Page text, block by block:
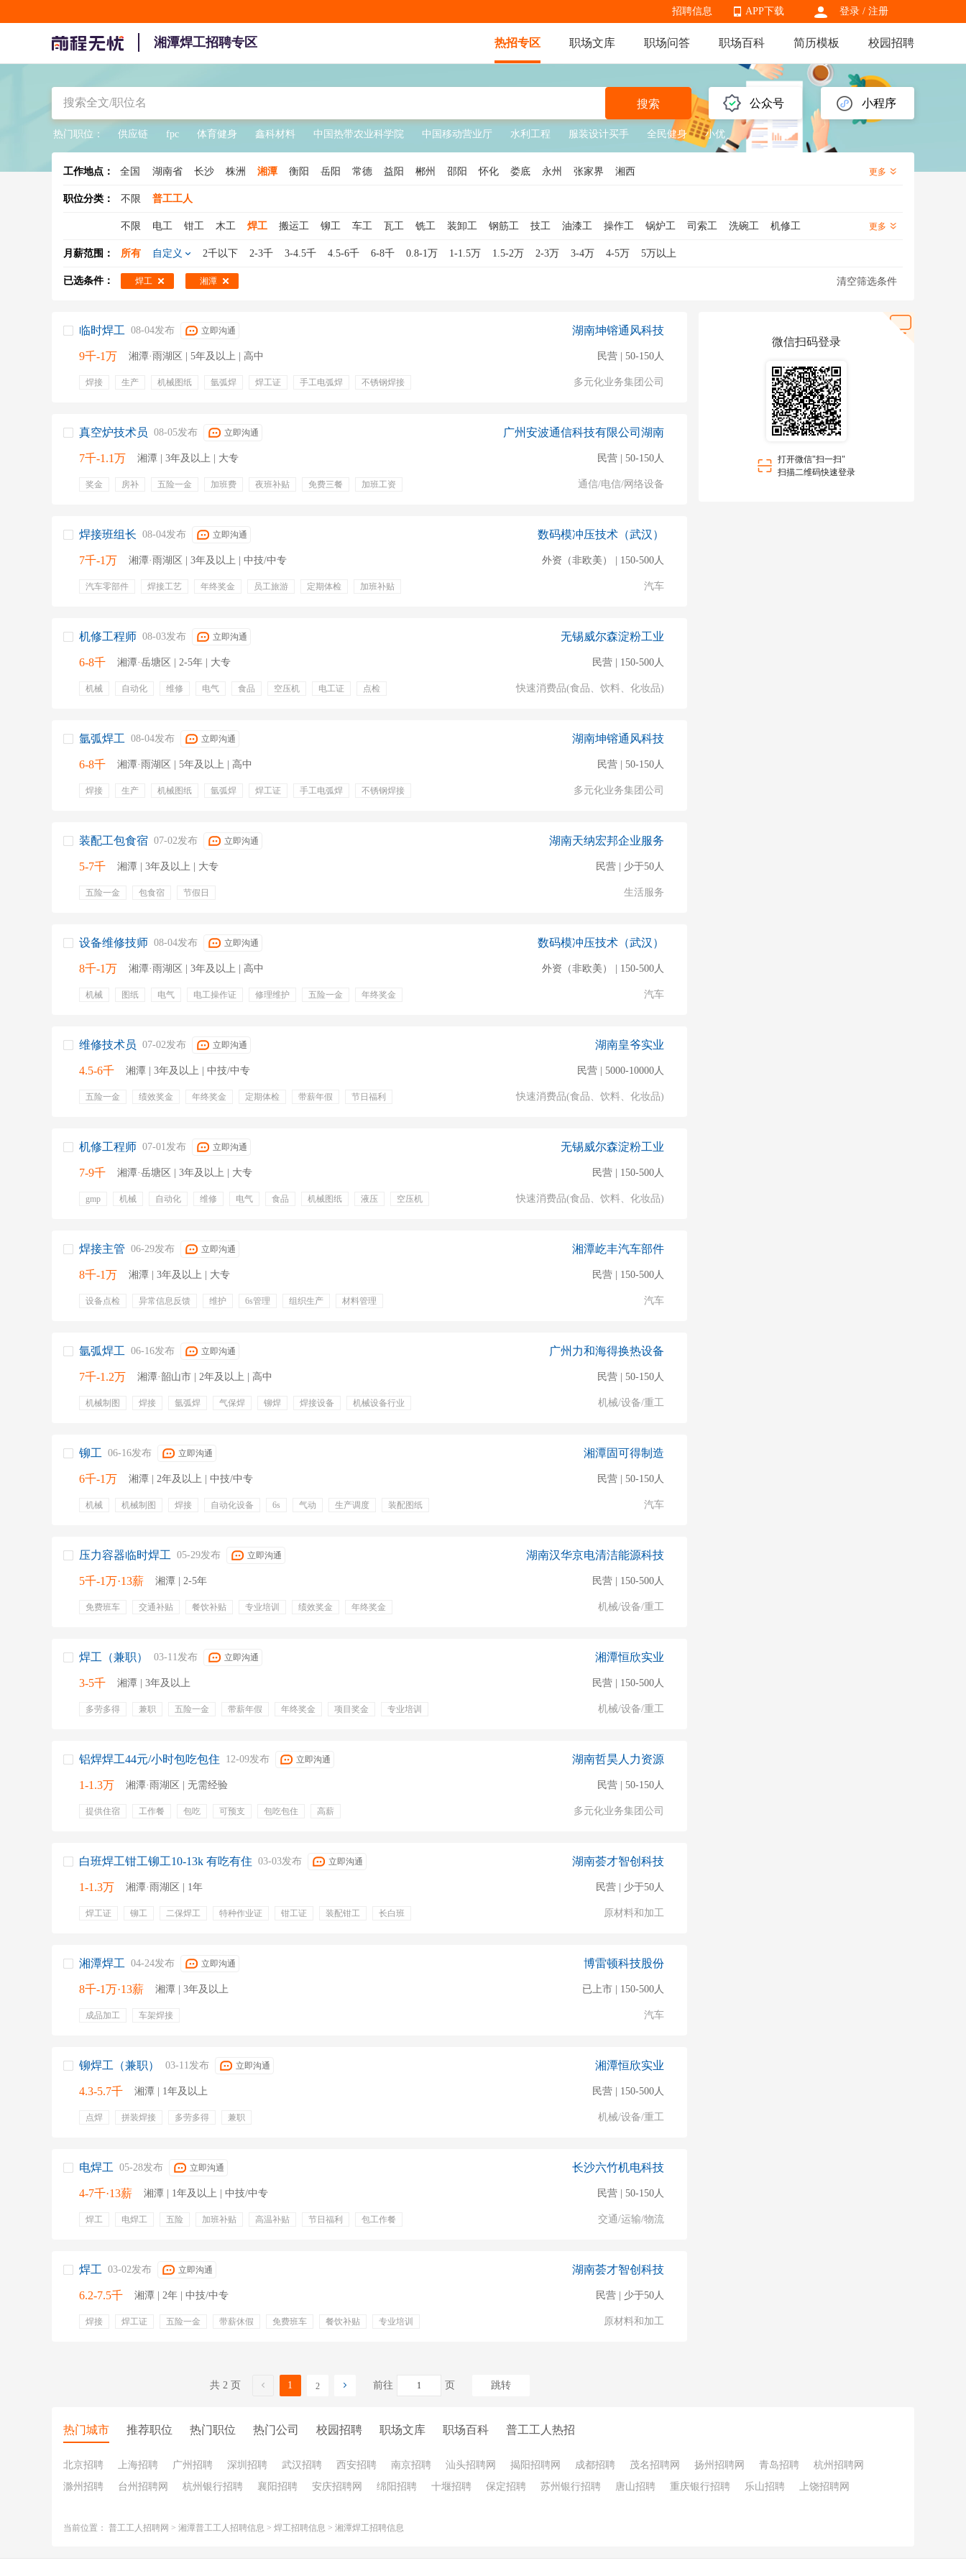
登录 / 注册
APP下载
APP下载
招聘信息
湘潭焊工招聘专区 热招专区 职场文库 职场问答 职场百科 简历模板 校园招聘
公众号 小程序
搜索
热门职位： 供应链 fpc 体育健身 鑫科材料 中国热带农业科学院 中国移动营业厅 水利工程 服装设计买手 全民健身 小优
工作地点： 全国 湖南省 长沙 株洲 湘潭 衡阳 岳阳 常德 益阳 郴州 邵阳 怀化 娄底 永州 张家界 湘西 更多
职位分类： 不限 普工工人
不限 电工 钳工 木工 焊工 搬运工 铆工 车工 瓦工 铣工 装卸工 钢筋工 技工 油漆工 操作工 锅炉工 司索工 洗碗工
机修工
水工
缝纫工 冲压工 注塑工 钣金工 送水工 学徒工 管道工 包装工 水暖工 仪表工 模具工 数控车工 绿化工
更多
月薪范围： 所有 自定义 2千以下 2-3千 3-4.5千 4.5-6千 6-8千 0.8-1万 1-1.5万 1.5-2万 2-3万 3-4万 4-5万 5万以上
已选条件： 焊工 湘潭 清空筛选条件
临时焊工 08-04发布 立即沟通
9千-1万 湘潭·雨湖区 | 5年及以上 | 高中
焊接 生产 机械图纸 氩弧焊 焊工证 手工电弧焊
不锈钢焊接
湖南坤镕通风科技
民营 | 50-150人
多元化业务集团公司
真空炉技术员 08-05发布 立即沟通
7千-1.1万 湘潭 | 3年及以上 | 大专
奖金 房补 五险一金 加班费 夜班补贴 免费三餐
加班工资
广州安波通信科技有限公司湖南
民营 | 50-150人
通信/电信/网络设备
焊接班组长 08-04发布 立即沟通
7千-1万 湘潭·雨湖区 | 3年及以上 | 中技/中专
汽车零部件 焊接工艺 年终奖金 员工旅游 定期体检
加班补贴
数码模冲压技术（武汉）
外资（非欧美） | 150-500人
汽车
机修工程师 08-03发布 立即沟通
6-8千 湘潭·岳塘区 | 2-5年 | 大专
机械 自动化 维修 电气 食品 空压机 电工证
点检
无锡威尔森淀粉工业
民营 | 150-500人
快速消费品(食品、饮料、化妆品)
氩弧焊工 08-04发布 立即沟通
6-8千 湘潭·雨湖区 | 5年及以上 | 高中
焊接 生产 机械图纸 氩弧焊 焊工证 手工电弧焊
不锈钢焊接
湖南坤镕通风科技
民营 | 50-150人
多元化业务集团公司
装配工包食宿 07-02发布 立即沟通
5-7千 湘潭 | 3年及以上 | 大专
五险一金 包食宿 节假日
湖南天纳宏邦企业服务
民营 | 少于50人
生活服务
设备维修技师 08-04发布 立即沟通
8千-1万 湘潭·雨湖区 | 3年及以上 | 高中
机械 图纸 电气 电工操作证 修理维护 五险一金
年终奖金
数码模冲压技术（武汉）
外资（非欧美） | 150-500人
汽车
维修技术员 07-02发布 立即沟通
4.5-6千 湘潭 | 3年及以上 | 中技/中专
五险一金 绩效奖金 年终奖金 定期体检 带薪年假
节日福利
湖南皇爷实业
民营 | 5000-10000人
快速消费品(食品、饮料、化妆品)
机修工程师 07-01发布 立即沟通
7-9千 湘潭·岳塘区 | 3年及以上 | 大专
gmp 机械 自动化 维修 电气 食品 机械图纸 液压
空压机
无锡威尔森淀粉工业
民营 | 150-500人
快速消费品(食品、饮料、化妆品)
焊接主管 06-29发布 立即沟通
8千-1万 湘潭 | 3年及以上 | 大专
设备点检 异常信息反馈 维护 6s管理 组织生产
材料管理
湘潭屹丰汽车部件
民营 | 150-500人
汽车
氩弧焊工 06-16发布 立即沟通
7千-1.2万 湘潭·韶山市 | 2年及以上 | 高中
机械制图 焊接 氩弧焊 气保焊 铆焊 焊接设备
机械设备行业
广州力和海得换热设备
民营 | 50-150人
机械/设备/重工
铆工 06-16发布 立即沟通
6千-1万 湘潭 | 2年及以上 | 中技/中专
机械 机械制图 焊接 自动化设备 6s 气动 生产调度
装配图纸
湘潭固可得制造
民营 | 50-150人
汽车
压力容器临时焊工 05-29发布 立即沟通
5千-1万·13薪 湘潭 | 2-5年
免费班车 交通补贴 餐饮补贴 专业培训 绩效奖金
年终奖金
湖南汉华京电清洁能源科技
民营 | 150-500人
机械/设备/重工
焊工（兼职） 03-11发布 立即沟通
3-5千 湘潭 | 3年及以上
多劳多得 兼职 五险一金 带薪年假 年终奖金 项目奖金
专业培训
湘潭恒欣实业
民营 | 150-500人
机械/设备/重工
铝焊焊工44元/小时包吃包住 12-09发布 立即沟通
1-1.3万 湘潭·雨湖区 | 无需经验
提供住宿 工作餐 包吃 可预支 包吃包住 高薪
湖南哲昊人力资源
民营 | 50-150人
多元化业务集团公司
白班焊工钳工铆工10-13k 有吃有住 03-03发布 立即沟通
1-1.3万 湘潭·雨湖区 | 1年
焊工证 铆工 二保焊工 特种作业证 钳工证 装配钳工
长白班
湖南荟才智创科技
民营 | 少于50人
原材料和加工
湘潭焊工 04-24发布 立即沟通
8千-1万·13薪 湘潭 | 3年及以上
成品加工 车架焊接
博雷顿科技股份
已上市 | 150-500人
汽车
铆焊工（兼职） 03-11发布 立即沟通
4.3-5.7千 湘潭 | 1年及以上
点焊 拼装焊接 多劳多得 兼职
湘潭恒欣实业
民营 | 150-500人
机械/设备/重工
电焊工 05-28发布 立即沟通
4-7千·13薪 湘潭 | 1年及以上 | 中技/中专
焊工 电焊工 五险 加班补贴 高温补贴 节日福利 包工作餐
长沙六竹机电科技
民营 | 50-150人
交通/运输/物流
焊工 03-02发布 立即沟通
6.2-7.5千 湘潭 | 2年 | 中技/中专
焊接 焊工证 五险一金 带薪休假 免费班车 餐饮补贴
专业培训
湖南荟才智创科技
民营 | 少于50人
原材料和加工
共 2 页 1 2 前往 页 跳转
微信扫码登录
打开微信"扫一扫"
扫描二维码快速登录
热门城市 推荐职位 热门职位 热门公司 校园招聘 职场文库 职场百科 普工工人热招
北京招聘 上海招聘 广州招聘 深圳招聘 武汉招聘 西安招聘 南京招聘 汕头招聘网 揭阳招聘网 成都招聘 茂名招聘网 扬州招聘网 青岛招聘
杭州招聘网
滁州招聘
台州招聘网 杭州银行招聘 襄阳招聘 安庆招聘网 绵阳招聘 十堰招聘 保定招聘 苏州银行招聘 唐山招聘 重庆银行招聘 乐山招聘 上饶招聘网
当前位置： 普工工人招聘网 > 湘潭普工工人招聘信息 > 焊工招聘信息 > 湘潭焊工招聘信息